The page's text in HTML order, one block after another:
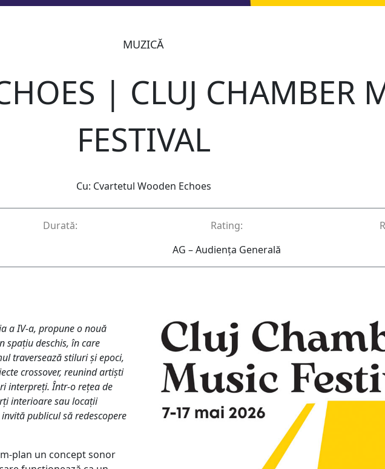
MUZICĂ
| CLUJ CHAMBER
FESTIVAL
Cu: Cvartetul Wooden Echoes
Durată:
Rating:
AG – Audienţa Generală
a IV-a, propune o nouă
spațiu deschis, în care
traversează stiluri și epoci,
crossover, reunind artiști
interpreți. Într-o rețea de
interioare sau locații
publicul să redescopere
plan un concept sonor